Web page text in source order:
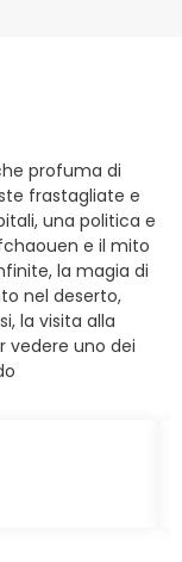
profuma di
frastagliate e
una politica e
e il mito
la magia di
nel deserto,
la visita alla
vedere uno dei